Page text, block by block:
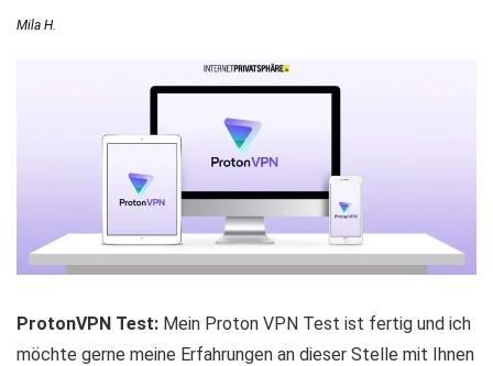
Mila H.
ProtonVPN Test: Mein Proton VPN Test ist fertig und ich
möchte gerne meine Erfahrungen an dieser Stelle mit Ihnen